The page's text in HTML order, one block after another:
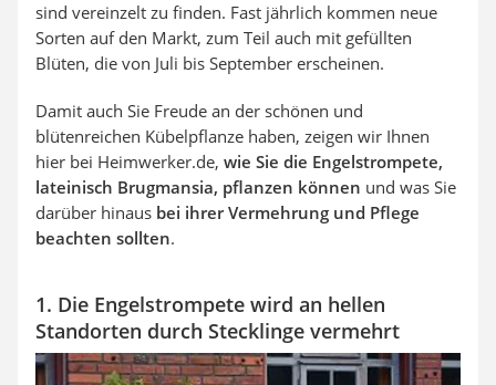
sind vereinzelt zu finden. Fast jährlich kommen neue
Sorten auf den Markt, zum Teil auch mit gefüllten
Blüten, die von Juli bis September erscheinen.
Damit auch Sie Freude an der schönen und
blütenreichen Kübelpflanze haben, zeigen wir Ihnen
hier bei Heimwerker.de, wie Sie die Engelstrompete,
lateinisch Brugmansia, pflanzen können und was Sie
darüber hinaus bei ihrer Vermehrung und Pflege
beachten sollten.
1. Die Engelstrompete wird an hellen
Standorten durch Stecklinge vermehrt